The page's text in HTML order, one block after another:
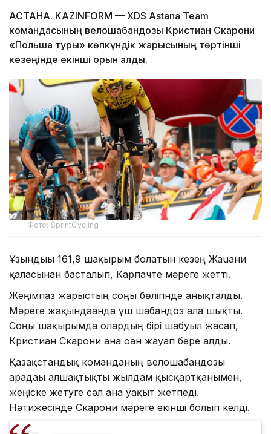
АСТАНА. KAZINFORM — XDS Astana Team
командасының велошабандозы Кристиан Скарони
«Польша туры» көпкүндік жарысының төртінші
кезеңінде екінші орын алды.
Фото: SprintCycling
Ұзындығы 161,9 шақырым болатын кезең Жаuани
қаласынан басталып, Карпачте мәреге жетті.
Жеңімпаз жарыстың соңғы бөлігінде анықталды.
Мәреге жақындағанда үш шабандоз алға шықты.
Соңғы шақырымда олардың бірі шабуыл жасап,
Кристиан Скарони ғана оған жауап бере алды.
Қазақстандық команданың велошабандозы
арадағы алшақтықты жылдам қысқартқанымен,
жеңіске жетуге сәл ғана уақыт жетпеді.
Нәтижесінде Скарони мәреге екінші болып келді.